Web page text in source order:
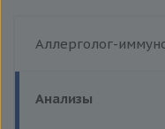
Аллерголог-
Анализы